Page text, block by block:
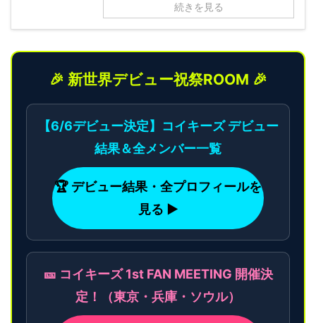
続きを見る
🎉 新世界デビュー祝祭ROOM 🎉
【6/6デビュー決定】コイキーズ デビュー
結果＆全メンバー一覧
🏆 デビュー結果・全プロフィールを
見る ▶
🎫 コイキーズ 1st FAN MEETING 開催決
定！（東京・兵庫・ソウル）